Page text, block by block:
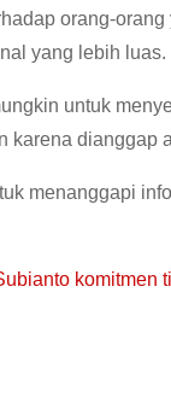
orang-
yang lebih luas.
untuk
karena dianggap
menanggapi
komitmen